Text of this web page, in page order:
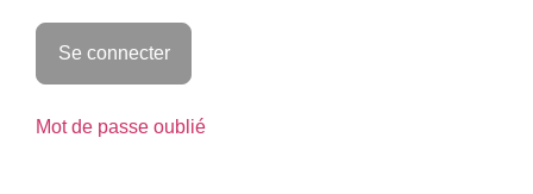
Mot de passe oublié